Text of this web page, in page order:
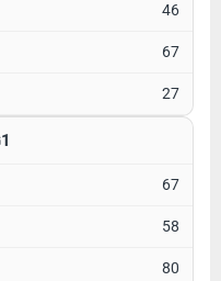
46
67
27
67
58
80